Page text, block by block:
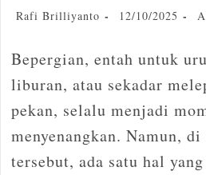
Rafi Brilliyanto 12/10/2025
Bepergian, entah untuk
liburan, atau sekadar
pekan, selalu menjadi
menyenangkan. Namun,
tersebut, ada satu hal